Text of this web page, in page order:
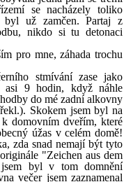
se nacházely toliko
už zamčen. Partaj z
nikdo si tu detonaci
pro mne, záhada trochu
stmívání zase jako
9 hodin, když náhle
do mé zadní alkovny
Skokem jsem byl na
domovním dveřím, které
úžas v celém domě!
zda snad nemají být tyto
"Zeichen aus dem
byl v tom domnění
večer jsem zaznamenal